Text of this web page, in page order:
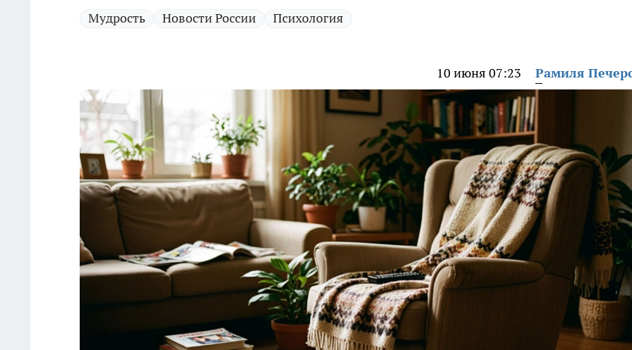
Мудрость Новости России Психология
10 июня 07:23 Рамиля